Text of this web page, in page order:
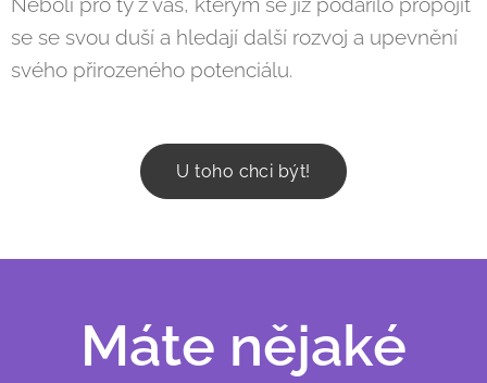
se se svou duší a hledají další rozvoj a upevnění
svého přirozeného potenciálu.
U toho chci být!
Máte nějaké